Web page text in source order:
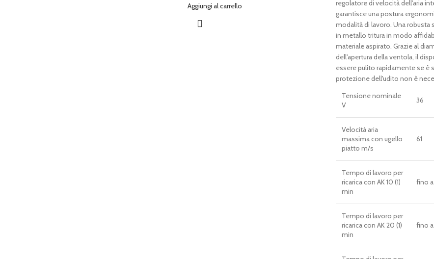
Aggiungi al carrello
regolatore di velocità dell'aria
garantisce una postura
modalità di lavoro. Una robusta
in metallo tritura in modo
materiale aspirato. Grazie al
dell'apertura della ventola, il
essere pulito rapidamente se è
protezione dell'udito non è
Tensione nominale
V
36
Velocità aria
massima con ugello
piatto m/s
61
Tempo di lavoro per
ricarica con AK 10 (1)
min
fino a
Tempo di lavoro per
ricarica con AK 20 (1)
min
fino